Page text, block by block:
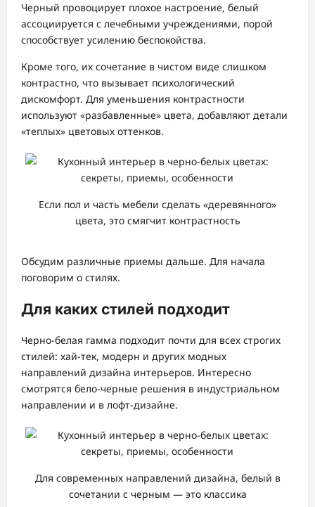
Черный провоцирует плохое настроение, белый
ассоциируется с лечебными учреждениями, порой
способствует усилению беспокойства.
Кроме того, их сочетание в чистом виде слишком
контрастно, что вызывает психологический
дискомфорт. Для уменьшения контрастности
используют «разбавленные» цвета, добавляют детали
«теплых» цветовых оттенков.
Если пол и часть мебели сделать «деревянного»
цвета, это смягчит контрастность
Обсудим различные приемы дальше. Для начала
поговорим о стилях.
Для каких стилей подходит
Черно-белая гамма подходит почти для всех строгих
стилей: хай-тек, модерн и других модных
направлений дизайна интерьеров. Интересно
смотрятся бело-черные решения в индустриальном
направлении и в лофт-дизайне.
Для современных направлений дизайна, белый в
сочетании с черным — это классика